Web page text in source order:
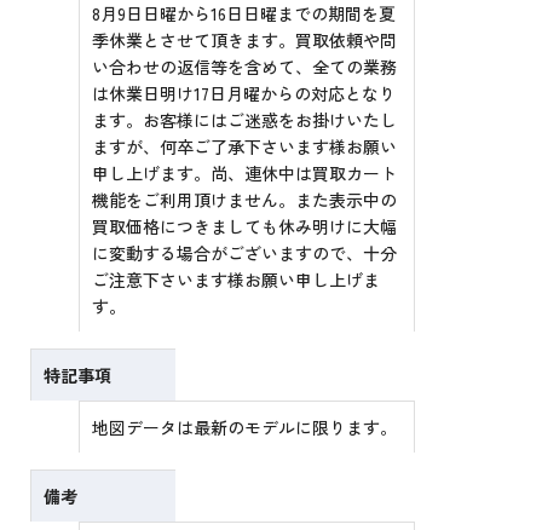
8月9日日曜から16日日曜までの期間を夏
季休業とさせて頂きます。買取依頼や問
い合わせの返信等を含めて、全ての業務
は休業日明け17日月曜からの対応となり
ます。お客様にはご迷惑をお掛けいたし
ますが、何卒ご了承下さいます様お願い
申し上げます。尚、連休中は買取カート
機能をご利用頂けません。また表示中の
買取価格につきましても休み明けに大幅
に変動する場合がございますので、十分
ご注意下さいます様お願い申し上げま
す。
特記事項
地図データは最新のモデルに限ります。
備考